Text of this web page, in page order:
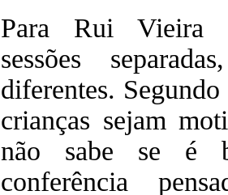
Para Rui Vieira
sessões
diferentes.
crianças sejam
não sabe se é
conferência